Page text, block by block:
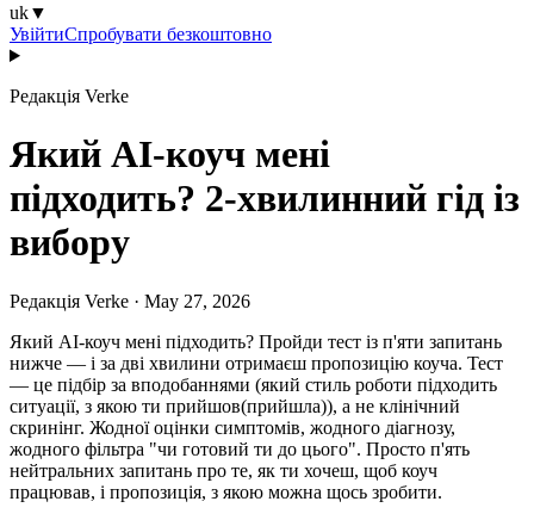
uk▼
УвійтиСпробувати безкоштовно
Редакція Verke
Який AI-коуч мені
підходить? 2-хвилинний гід із
вибору
Редакція Verke · May 27, 2026
Який AI-коуч мені підходить? Пройди тест із п'яти запитань
нижче — і за дві хвилини отримаєш пропозицію коуча. Тест
— це підбір за вподобаннями (який стиль роботи підходить
ситуації, з якою ти прийшов(прийшла)), а не клінічний
скринінг. Жодної оцінки симптомів, жодного діагнозу,
жодного фільтра "чи готовий ти до цього". Просто п'ять
нейтральних запитань про те, як ти хочеш, щоб коуч
працював, і пропозиція, з якою можна щось зробити.